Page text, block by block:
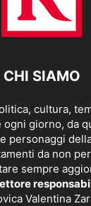
CHI SIAMO
cultura,
ogni giorno, da
personaggi
da non
sempre
Valentina